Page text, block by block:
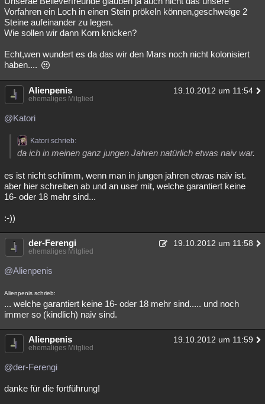
Vorfahren ein Loch in einen Stein prökeln können,geschweige 2
Steine aufeinander zu legen.
Wie sollen wir dann Korn knicken?
Echt,wen wundert es da das wir den Mars noch nicht kolonisiert
haben....
Alienpenis 19.10.2012 um 11:54
ehemaliges Mitglied
@Katori
Katori schrieb:
da ich in meinen ganz jungen Jahren natürlich etwas naiv war.
es ist nicht schlimm, wenn man in jungen jahren etwas naiv ist.
aber hier schreiben ab und an user mit, welche garantiert keine
16- oder 18 mehr sind...
:-))
der-Ferengi 19.10.2012 um 11:58
ehemaliges Mitglied
@Alienpenis
Alienpenis schrieb:
... welche garantiert keine 16- oder 18 mehr sind..... und noch
immer so (kindlich) naiv sind.
Alienpenis 19.10.2012 um 11:59
ehemaliges Mitglied
@der-Ferengi
danke für die fortführung!